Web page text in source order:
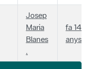
Josep
Maria
Blanes
.
fa 14
anys